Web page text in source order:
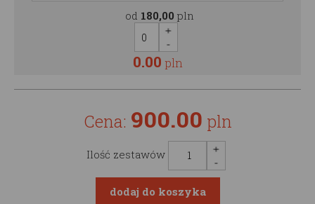
od 180,00 pln
0.00 pln
Cena: 900.00 pln
Ilość zestawów